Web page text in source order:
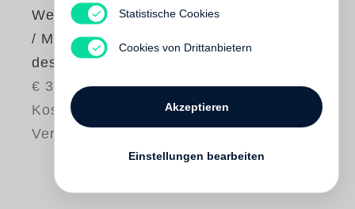
Werkausgabe Bd. 8
/ Maßverhältnisse
des Politischen
€ 34.80
Kostenloser
Versand
Statistische Cookies
Cookies von Drittanbietern
Akzeptieren
Einstellungen bearbeiten